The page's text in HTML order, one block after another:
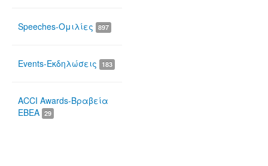
Speeches-Ομιλίες 897
Events-Εκδηλώσεις 183
ACCI Awards-Βραβεία
ΕΒΕΑ 29